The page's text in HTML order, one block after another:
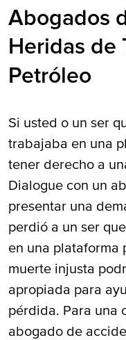
Abogados
Heridas de
Petróleo
Si usted o un ser
trabajaba en una
tener derecho a
Dialogue con un
presentar una
perdió a un ser
en una plataforma
muerte injusta
apropiada para
pérdida. Para una
abogado de